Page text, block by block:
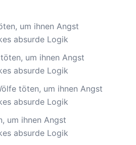
um ihnen Angst
absurde Logik
um ihnen Angst
absurde Logik
töten, um ihnen Angst
absurde Logik
um ihnen Angst
absurde Logik